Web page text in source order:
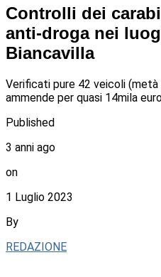
Controlli dei
anti-droga nei
Biancavilla
Verificati pure 42 veicoli (metà
ammende per quasi 14mila
Published
3 anni ago
on
1 Luglio 2023
By
REDAZIONE